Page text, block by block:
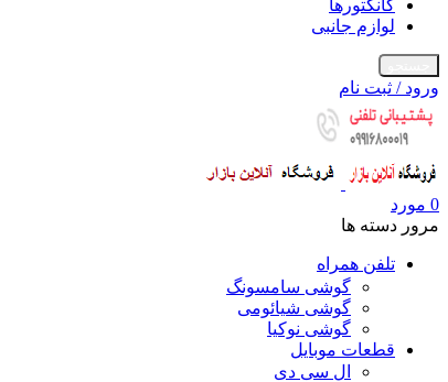
کانکتورها
لوازم جانبی
ورود / ثبت نام
0 مورد
مرور دسته ها
تلفن همراه
گوشی سامسونگ
گوشی شیائومی
گوشی نوکیا
قطعات موبایل
ال سی دی